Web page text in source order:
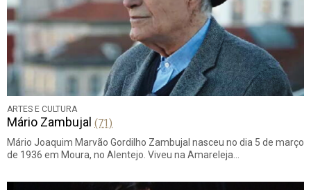
ARTES E CULTURA
Mário Zambujal (71)
Mário Joaquim Marvão Gordilho Zambujal nasceu no dia 5 de março
de 1936 em Moura, no Alentejo. Viveu na Amareleja…